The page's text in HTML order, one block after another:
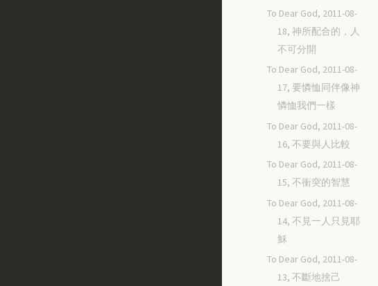
To Dear God, 2011-08-
18, 神所配合的，人
不可分開
To Dear God, 2011-08-
17, 要憐恤同伴像神
憐恤我們一樣
To Dear God, 2011-08-
16, 不要與人比較
To Dear God, 2011-08-
15, 不衝突的智慧
To Dear God, 2011-08-
14, 不見一人只見耶
穌
To Dear God, 2011-08-
13, 不斷地捨己